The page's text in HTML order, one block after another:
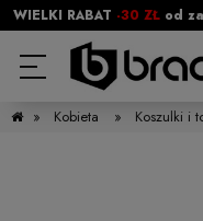
WIELKI RABAT -30 ZŁod
» Kobieta » Koszulki i